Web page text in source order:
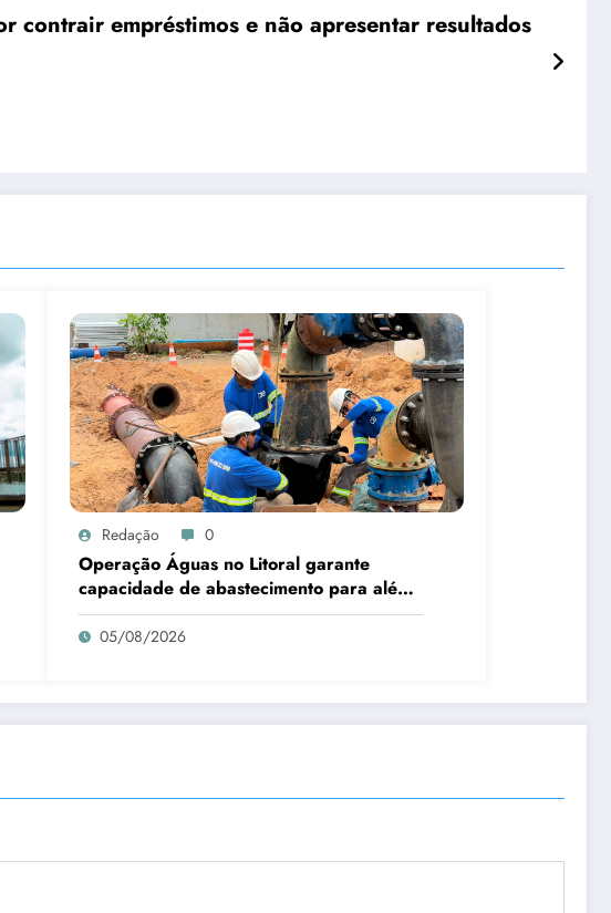
Ciro Nogueira critica governo do Piauí por contrair empréstimos e não apresentar resultados
Redação 0
Operação Águas no Litoral garante
capacidade de abastecimento para além
da alta temporada
05/08/2026